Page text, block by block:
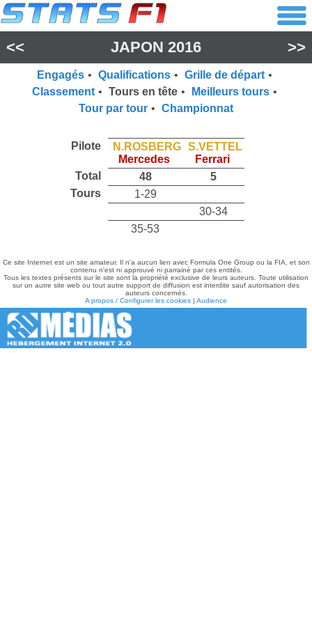
<< JAPON 2016 >>
Engagés • Qualifications • Grille de départ •
Classement • Tours en tête • Meilleurs tours •
Tour par tour • Championnat
Pilote
N.ROSBERG
Mercedes
S.VETTEL
Ferrari
Total
48
5
Tours
1-29
30-34
35-53
Ce site Internet est un site amateur. Il n'a aucun lien avec Formula One Group ou la FIA, et son
contenu n'est ni approuvé ni parrainé par ces entités.
Tous les textes présents sur le site sont la propriété exclusive de leurs auteurs. Toute utilisation
sur un autre site web ou tout autre support de diffusion est interdite sauf autorisation des
auteurs concernés.
A propos / Configurer les cookies | Audience